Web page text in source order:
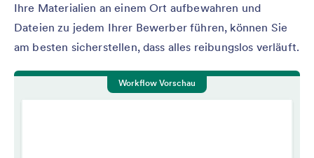
Ihre Materialien an einem Ort aufbewahren und
Dateien zu jedem Ihrer Bewerber führen, können Sie
am besten sicherstellen, dass alles reibungslos verläuft.